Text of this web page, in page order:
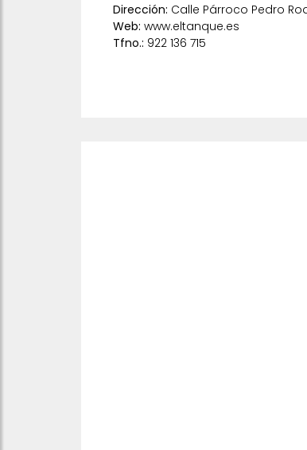
Dirección: Calle Párroco Pedro
Web: www.eltanque.es
Tfno.: 922 136 715